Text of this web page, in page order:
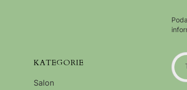
KATEGORIE
Salon